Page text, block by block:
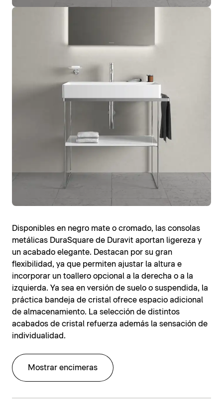
Disponibles en negro mate o cromado, las consolas
metálicas DuraSquare de Duravit aportan ligereza y
un acabado elegante. Destacan por su gran
flexibilidad, ya que permiten ajustar la altura e
incorporar un toallero opcional a la derecha o a la
izquierda. Ya sea en versión de suelo o suspendida, la
práctica bandeja de cristal ofrece espacio adicional
de almacenamiento. La selección de distintos
acabados de cristal refuerza además la sensación de
individualidad.
Mostrar encimeras